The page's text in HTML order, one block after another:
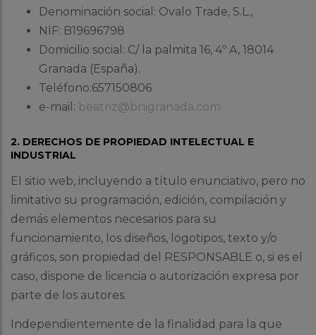
Denominación social: Ovalo Trade, S.L.,
NIF: B19696798
Domicilio social: C/ la palmita 16, 4º A, 18014
Granada (España).
Teléfono:657150806
e-mail: beatriz@bnigranada.com
2. DERECHOS DE PROPIEDAD INTELECTUAL E
INDUSTRIAL
El sitio web, incluyendo a título enunciativo, pero no
limitativo su programación, edición, compilación y
demás elementos necesarios para su
funcionamiento, los diseños, logotipos, texto y/o
gráficos, son propiedad del RESPONSABLE o, si es el
caso, dispone de licencia o autorización expresa por
parte de los autores.
Independientemente de la finalidad para la que